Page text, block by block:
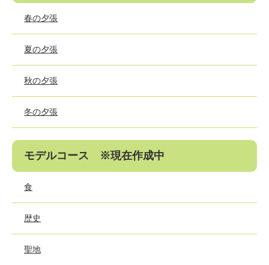
春の夕張
夏の夕張
秋の夕張
冬の夕張
モデルコース ※現在作成中
食
歴史
聖地